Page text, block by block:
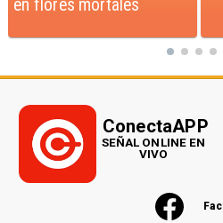
ConectaAPP
SEÑAL ONLINE EN
VIVO